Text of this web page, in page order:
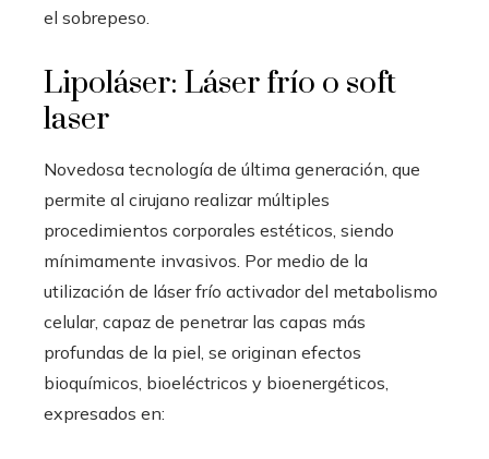
el sobrepeso.
Lipoláser: Láser frío o soft
laser
Novedosa tecnología de última generación, que
permite al cirujano realizar múltiples
procedimientos corporales estéticos, siendo
mínimamente invasivos. Por medio de la
utilización de láser frío activador del metabolismo
celular, capaz de penetrar las capas más
profundas de la piel, se originan efectos
bioquímicos, bioeléctricos y bioenergéticos,
expresados en: